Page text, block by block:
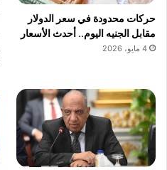
حركات محدودة في سعر الدولار
مقابل الجنيه اليوم.. أحدث الأسعار
4 مايو، 2026